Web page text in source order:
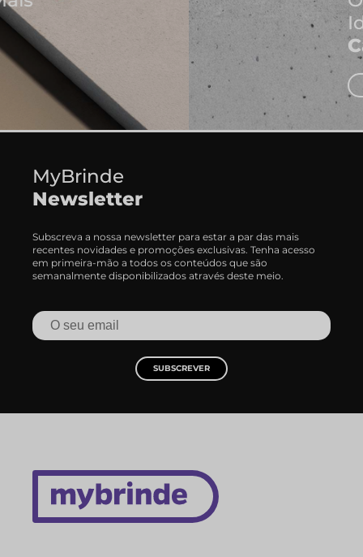
Cadernos e Blocos de Notas
EXPLORAR CADERNOS
MyBrinde
Newsletter
Subscreva a nossa newsletter para estar a par das mais
recentes novidades e promoções exclusivas. Tenha acesso
em primeira-mão a todos os conteúdos que são
semanalmente disponibilizados através deste meio.
SUBSCREVER